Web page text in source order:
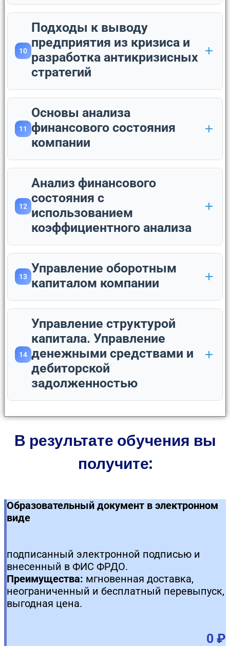
10
Подходы к выводу
предприятия из кризиса и
разработка антикризисных
стратегий
11
Основы анализа
финансового состояния
компании
12
Анализ финансового
состояния с
использованием
коэффициентного анализа
13
Управление оборотным
капиталом компании
14
Управление структурой
капитала. Управление
денежными средствами и
дебиторской
задолженностью
В результате обучения вы
получите:
Образовательный документ в электронном
виде
подписанный электронной подписью и
внесенный в ФИС ФРДО.
Преимущества: мгновенная доставка,
неограниченный и бесплатный перевыпуск,
выгодная цена.
0 ₽